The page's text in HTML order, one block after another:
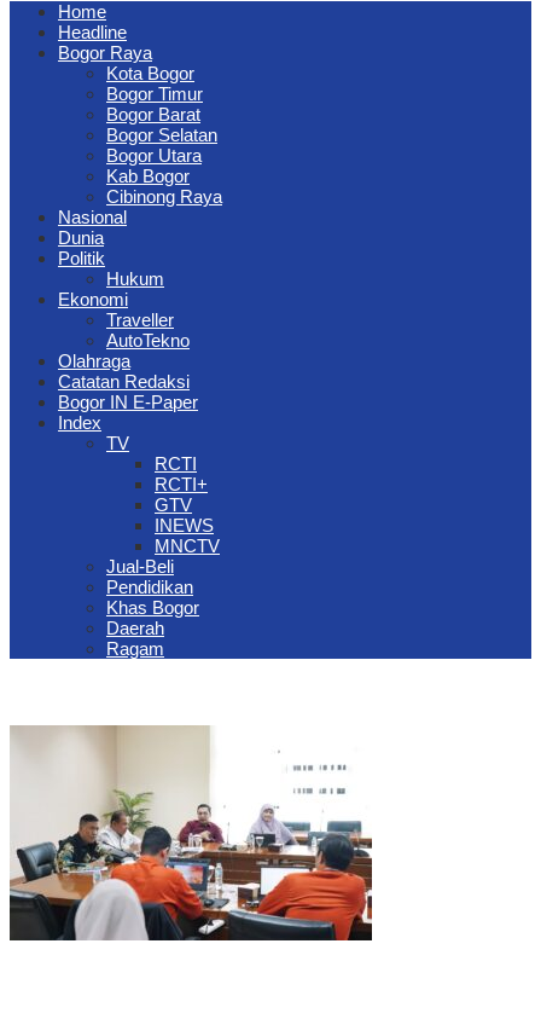
Home
Headline
Bogor Raya
Kota Bogor
Bogor Timur
Bogor Barat
Bogor Selatan
Bogor Utara
Kab Bogor
Cibinong Raya
Nasional
Dunia
Politik
Hukum
Ekonomi
Traveller
AutoTekno
Olahraga
Catatan Redaksi
Bogor IN E-Paper
Index
TV
RCTI
RCTI+
GTV
INEWS
MNCTV
Jual-Beli
Pendidikan
Khas Bogor
Daerah
Ragam